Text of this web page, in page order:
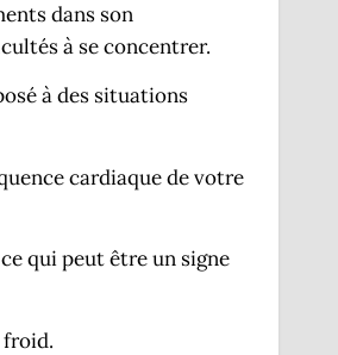
dans son
à se concentrer.
à des situations
cardiaque de votre
qui peut être un signe
froid.